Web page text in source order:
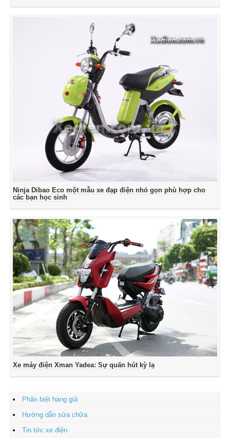
Ninja Dibao Eco một mẫu xe đạp điện nhỏ gọn phù hợp cho
các bạn học sinh
Xe máy điện Xman Yadea: Sự quấn hút kỳ lạ
Phân biệt hàng giả
Hướng dẫn sửa chữa
Tin tức xe điện